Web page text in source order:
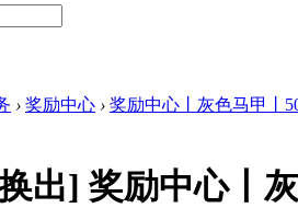
› 奖励中心 › 奖励中心丨灰色马甲丨
出] 奖励中心丨